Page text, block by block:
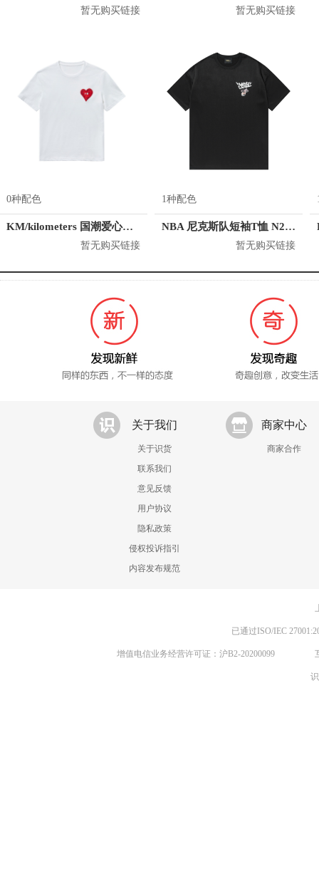
暂无购买链接 暂无购买链接
0种配色
KM/kilometers 国潮爱心短袖T恤 M2X2108466
暂无购买链接
1种配色
NBA 尼克斯队短袖T恤 N212TS112P
暂无购买链接
关于我们
关于识货
联系我们
意见反馈
用户协议
隐私政策
侵权投诉指引
内容发布规范
商家中心
商家合作
已通过ISO/IEC
增值电信业务经营许可证：沪B2-20200099